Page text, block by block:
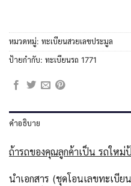
หมวดหมู่: ทะเบียนสวยเลขประมูล
ป้ายกำกับ: ทะเบียนรถ 1771
คำอธิบาย
ถ้ารถของคุณลูกค้าเป็น รถใหม่
นำเอกสาร (ชุดโอนเลขทะเบี